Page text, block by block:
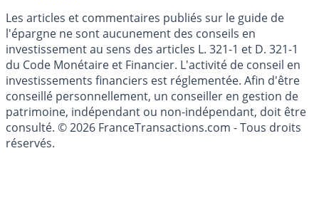
Les articles et commentaires publiés sur le guide de
l'épargne ne sont aucunement des conseils en
investissement au sens des articles L. 321-1 et D. 321-1
du Code Monétaire et Financier. L'activité de conseil en
investissements financiers est réglementée. Afin d'être
conseillé personnellement, un conseiller en gestion de
patrimoine, indépendant ou non-indépendant, doit être
consulté. © 2026 FranceTransactions.com - Tous droits
réservés.